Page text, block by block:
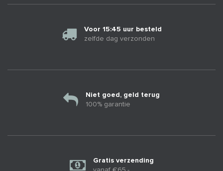
Voor 15:45 uur besteld
zelfde dag verzonden
Niet goed, geld terug
100% garantie
Gratis verzending